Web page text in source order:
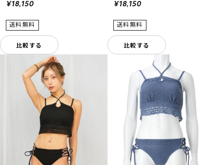
¥18,150
比較する
¥18,150
比較する